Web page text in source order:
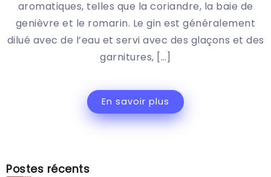
aromatiques, telles que la coriandre, la baie de
genièvre et le romarin. Le gin est généralement
dilué avec de l’eau et servi avec des glaçons et des
garnitures, […]
En savoir plus
Postes récents